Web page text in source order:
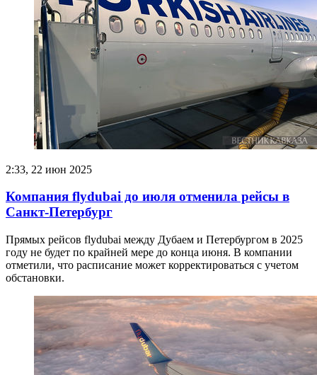
2:33, 22 июн 2025
Компания flydubai до июля отменила рейсы в
Санкт-Петербург
Прямых рейсов flydubai между Дубаем и Петербургом в 2025
году не будет по крайней мере до конца июня. В компании
отметили, что расписание может корректироваться с учетом
обстановки.